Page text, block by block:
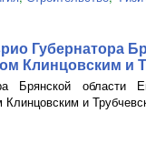
Губернатора
Клинцовским
Брянской области
Клинцовским и